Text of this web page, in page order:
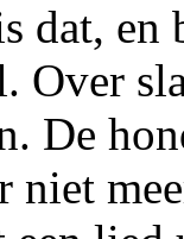
dat, en
Over
De
niet